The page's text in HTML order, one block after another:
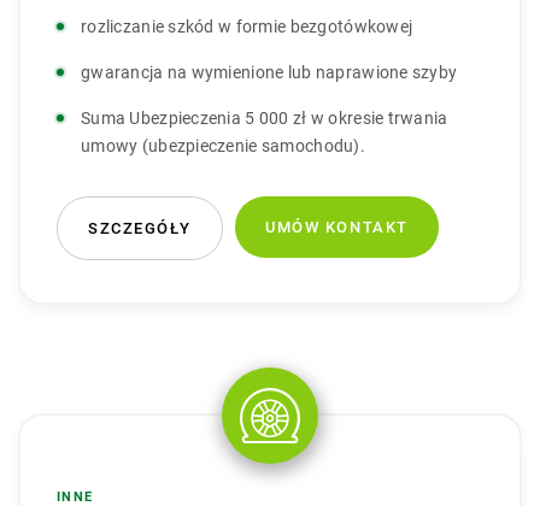
rozliczanie szkód w formie bezgotówkowej
gwarancja na wymienione lub naprawione szyby
Suma Ubezpieczenia 5 000 zł w okresie trwania
umowy (ubezpieczenie samochodu).
SZCZEGÓŁY UMÓW KONTAKT
INNE